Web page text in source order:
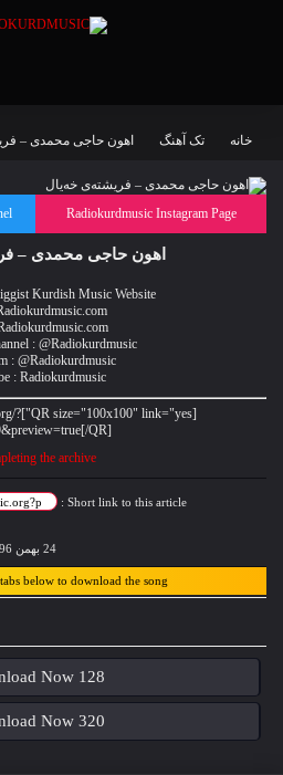
خانه تک آهنگ اهون حاجی محمدی –
Radiokurdmusic Instagram Page
اهون حاجی محمدی –
Kurdish Music Website
: @Radiokurdmusic
: @Radiokurdmusic
: Radiokurdmusic
?
QR]
the archive
Short link to this article :
24 بهمن 1396
below to download the song
Now 128
Now 320